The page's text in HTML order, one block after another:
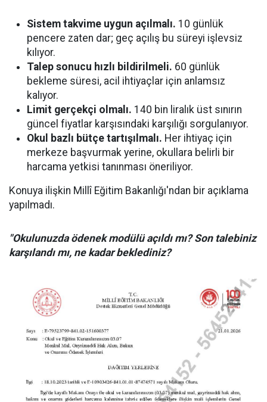
Sistem takvime uygun açılmalı. 10 günlük
pencere zaten dar; geç açılış bu süreyi işlevsiz
kılıyor.
Talep sonucu hızlı bildirilmeli. 60 günlük
bekleme süresi, acil ihtiyaçlar için anlamsız
kalıyor.
Limit gerçekçi olmalı. 140 bin liralık üst sınırın
güncel fiyatlar karşısındaki karşılığı sorgulanıyor.
Okul bazlı bütçe tartışılmalı. Her ihtiyaç için
merkeze başvurmak yerine, okullara belirli bir
harcama yetkisi tanınması öneriliyor.
Konuya ilişkin Millî Eğitim Bakanlığı'ndan bir açıklama
yapılmadı.
"Okulunuzda ödenek modülü açıldı mı? Son talebiniz
karşılandı mı, ne kadar beklediniz?